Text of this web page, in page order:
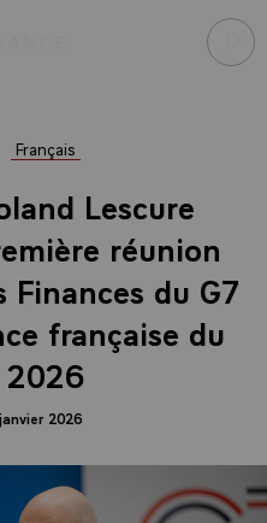
Français
Lescure
réunion
Finances du G7
française du
2026
2026